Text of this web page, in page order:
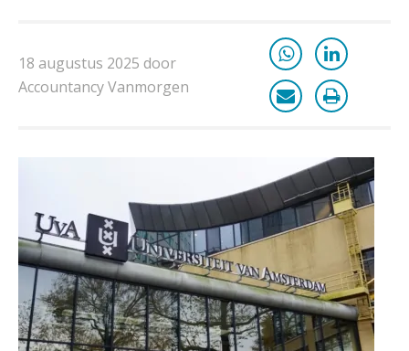
18 augustus 2025 door
Accountancy Vanmorgen
ICT & AI | “Slim automatiseren begint
bij gedrag”
Private equity in accountancy: drie
spanningsvelden die het vak
veranderen